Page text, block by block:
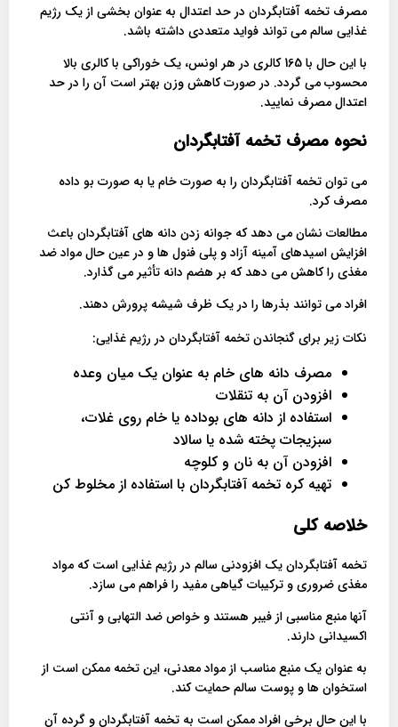
مصرف تخمه آفتابگردان در حد اعتدال به عنوان بخشی از یک رژیم
غذایی سالم می تواند فواید متعددی داشته باشد.
با این حال با 165 کالری در هر اونس، یک خوراکی با کالری بالا
محسوب می گردد. در صورت کاهش وزن بهتر است آن را در حد
اعتدال مصرف نمایید.
نحوه مصرف تخمه آفتابگردان
می توان تخمه آفتابگردان را به صورت خام یا به صورت بو داده
مصرف کرد.
مطالعات نشان می دهد که جوانه زدن دانه های آفتابگردان باعث
افزایش اسیدهای آمینه آزاد و پلی فنول ها و در عین حال مواد ضد
مغذی را کاهش می دهد که بر هضم دانه تأثیر می گذارد.
افراد می توانند بذرها را در یک ظرف شیشه پرورش دهند.
نکات زیر برای گنجاندن تخمه آفتابگردان در رژیم غذایی:
مصرف دانه های خام به عنوان یک میان وعده
افزودن آن به تنقلات
استفاده از دانه های بوداده یا خام روی غلات،
سبزیجات پخته شده یا سالاد
افزودن آن به نان و کلوچه
تهیه کره تخمه آفتابگردان با استفاده از مخلوط کن
خلاصه کلی
تخمه آفتابگردان یک افزودنی سالم در رژیم غذایی است که مواد
مغذی ضروری و ترکیبات گیاهی مفید را فراهم می سازد.
آنها منبع مناسبی از فیبر هستند و خواص ضد التهابی و آنتی
اکسیدانی دارند.
به عنوان یک منبع مناسب از مواد معدنی، این تخمه ممکن است از
استخوان ها و پوست سالم حمایت کند.
با این حال برخی افراد ممکن است به تخمه آفتابگردان و گرده آن